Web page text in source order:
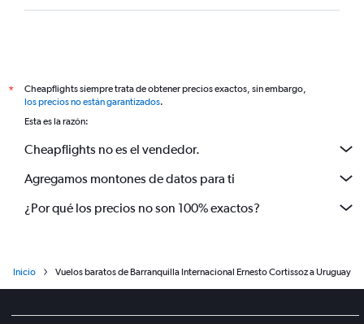
*
Cheapflights siempre trata de obtener precios exactos, sin embargo,
los precios no están garantizados.
Esta es la razón:
Cheapflights no es el vendedor.
Agregamos montones de datos para ti
¿Por qué los precios no son 100% exactos?
Inicio Vuelos baratos de Barranquilla Internacional Ernesto Cortissoz a Uruguay